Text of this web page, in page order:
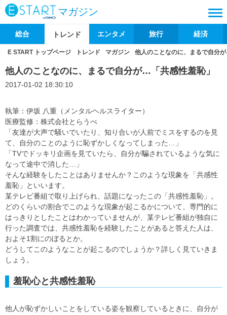
マガジン
総合 トレンド エンタメ 旅行 経済
E START トップページ トレンド マガジン 他人のことなのに、まるで自分
他人のことなのに、まるで自分が…「共感性羞恥」
2017-01-02 18:30:10
執筆：伊坂 八重（メンタルヘルスライター）
医療監修：株式会社とらうべ
「友達が大声で騒いでいたり、知り合いが人前でミスをするのを見
て、自分のことのように恥ずかしくなってしまった…」
「TVでドッキリ企画を見ていたら、自分が騙されているような気に
なって途中で消した…」
そんな経験をしたことはありませんか？このような現象を「共感性
羞恥」といいます。
某テレビ番組で取り上げられ、話題になったこの「共感性羞恥」。
どのくらいの割合でこのような現象が起こるかについて、専門的に
はっきりとしたことはわかっていませんが、某テレビ番組が独自に
行った調査では、共感性羞恥を経験したことがあると答えた人は、
およそ1割にのぼるとか。
どうしてこのようなことが起こるのでしょうか？詳しく見ていきま
しょう。
羞恥心と共感性羞恥
他人が恥ずかしいことをしている姿を観察しているときに、自分が